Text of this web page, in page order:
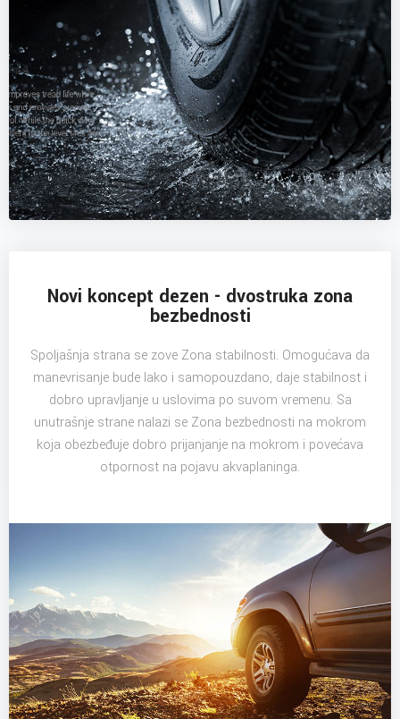
Novi koncept dezen - dvostruka zona
bezbednosti
Spoljašnja strana se zove Zona stabilnosti. Omogućava da
manevrisanje bude lako i samopouzdano, daje stabilnost i
dobro upravljanje u uslovima po suvom vremenu. Sa
unutrašnje strane nalazi se Zona bezbednosti na mokrom
koja obezbeđuje dobro prijanjanje na mokrom i povećava
otpornost na pojavu akvaplaninga.